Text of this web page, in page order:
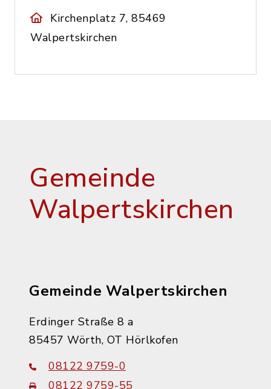
Kirchenplatz 7, 85469
Walpertskirchen
Gemeinde
Walpertskirchen
Gemeinde Walpertskirchen
Erdinger Straße 8 a
85457 Wörth, OT Hörlkofen
08122 9759-0
08122 9759-55